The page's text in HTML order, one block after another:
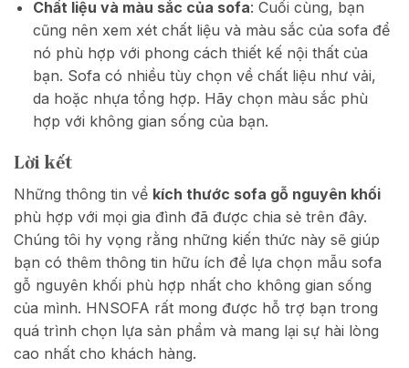
Chất liệu và màu sắc của sofa: Cuối cùng, bạn
cũng nên xem xét chất liệu và màu sắc của sofa để
nó phù hợp với phong cách thiết kế nội thất của
bạn. Sofa có nhiều tùy chọn về chất liệu như vải,
da hoặc nhựa tổng hợp. Hãy chọn màu sắc phù
hợp với không gian sống của bạn.
Lời kết
Những thông tin về kích thước sofa gỗ nguyên khối
phù hợp với mọi gia đình đã được chia sẻ trên đây.
Chúng tôi hy vọng rằng những kiến thức này sẽ giúp
bạn có thêm thông tin hữu ích để lựa chọn mẫu sofa
gỗ nguyên khối phù hợp nhất cho không gian sống
của mình. HNSOFA rất mong được hỗ trợ bạn trong
quá trình chọn lựa sản phẩm và mang lại sự hài lòng
cao nhất cho khách hàng.